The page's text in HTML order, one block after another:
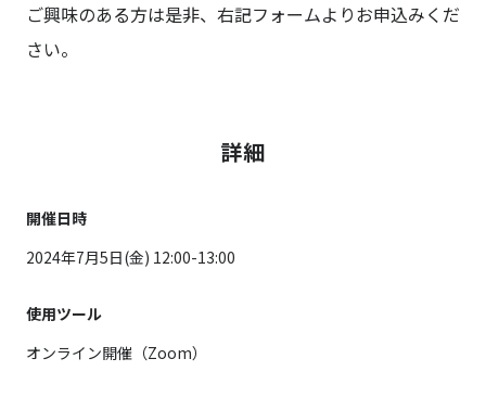
ご興味のある方は是非、右記フォームよりお申込みくだ
さい。
詳細
開催日時
2024年7月5日(金) 12:00-13:00
使用ツール
オンライン開催（Zoom）